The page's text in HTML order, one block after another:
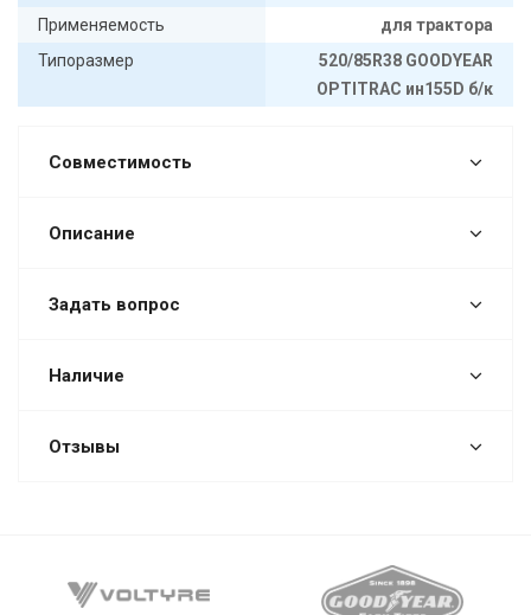
Применяемость
для трактора
Типоразмер
520/85R38 GOODYEAR
OPTITRAC ин155D б/к
Совместимость
Описание
Задать вопрос
Наличие
Отзывы